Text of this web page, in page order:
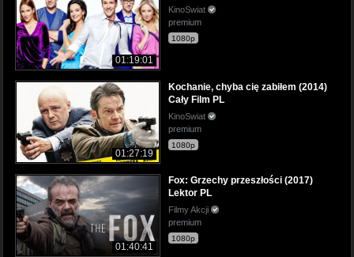
01:19:01
KinoSwiat
premium
1080p
01:27:19
Kochanie, chyba cię zabiłem (2014)
Cały Film PL
KinoSwiat
premium
1080p
01:40:41
Fox: Grzechy przeszłości (2017)
Lektor PL
Filmy Akcji
premium
1080p